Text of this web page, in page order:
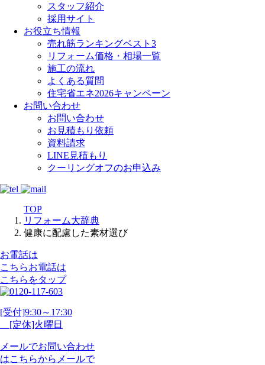
スタッフ紹介
採用サイト
お役立ち情報
売れ筋ランキングベスト3
リフォーム価格・相場一覧
施工の流れ
よくある質問
住宅省エネ2026キャンペーン
お問い合わせ
お問い合わせ
お見積もり依頼
資料請求
LINE見積もり
クーリングオフのお申込み
TOP
リフォーム大辞典
健康に配慮した素材選び
お電話は
こちらお電話は
こちらをタップ
[受付]9:30～17:30
[定休]火曜日
メールでお問い合わせ
はこちらから メールで